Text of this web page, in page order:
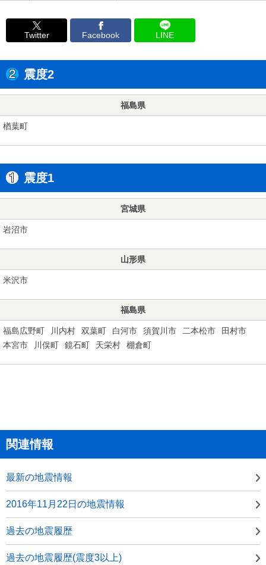
Twitter Facebook LINE
震度2
福島県
楢葉町
震度1
宮城県
岩沼市
山形県
米沢市
福島県
福島広野町 川内村 双葉町 白河市 須賀川市 二本松市
田村市
本宮市
川俣町 鏡石町 天栄村 棚倉町
関連情報
最新の地震情報
2016年11月22日の地震情報
過去の地震履歴
過去の地震履歴(震度3以上)